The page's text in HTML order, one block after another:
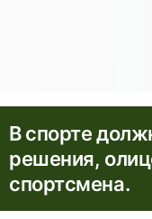
В спорте
решения,
спортсмена.